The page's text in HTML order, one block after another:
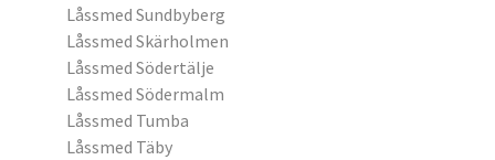
Låssmed Sundbyberg
Låssmed Skärholmen
Låssmed Södertälje
Låssmed Södermalm
Låssmed Tumba
Låssmed Täby